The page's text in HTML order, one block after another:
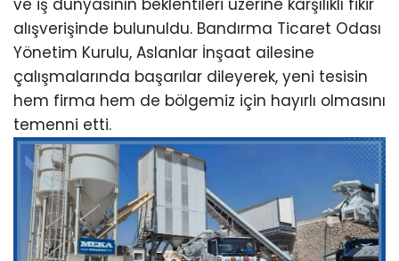
alışverişinde bulunuldu. Bandırma Ticaret Odası
Yönetim Kurulu, Aslanlar İnşaat ailesine
çalışmalarında başarılar dileyerek, yeni tesisin
hem firma hem de bölgemiz için hayırlı olmasını
temenni etti.